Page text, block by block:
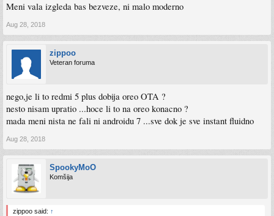
Meni vala izgleda bas bezveze, ni malo moderno
Aug 28, 2018
zippoo
Veteran foruma
nego,je li to redmi 5 plus dobija oreo OTA ?
nesto nisam upratio ...hoce li to na oreo konacno ?
mada meni nista ne fali ni androidu 7 ...sve dok je sve instant fluidno
Aug 28, 2018
SpookyMoO
Komšija
zippoo said: ↑